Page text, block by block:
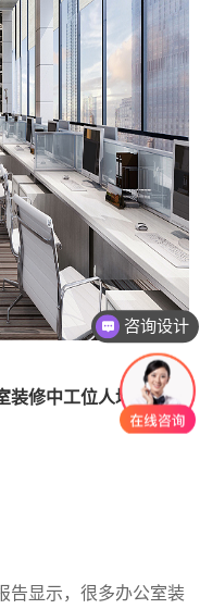
修中工位人均面积及
告显示，很多办公室装
咨询设计